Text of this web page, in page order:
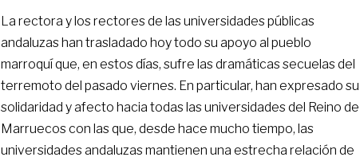
La rectora y los rectores de las universidades públicas
andaluzas han trasladado hoy todo su apoyo al pueblo
marroquí que, en estos días, sufre las dramáticas secuelas del
terremoto del pasado viernes. En particular, han expresado su
solidaridad y afecto hacia todas las universidades del Reino de
Marruecos con las que, desde hace mucho tiempo, las
universidades andaluzas mantienen una estrecha relación de